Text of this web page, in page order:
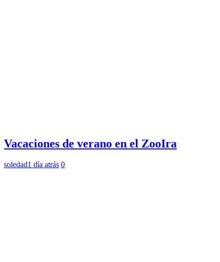
Vacaciones de verano en el ZooIra
soledad1 día atrás 0